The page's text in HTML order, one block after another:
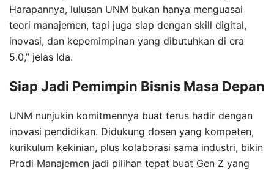
Harapannya, lulusan UNM bukan hanya menguasai
teori manajemen, tapi juga siap dengan skill digital,
inovasi, dan kepemimpinan yang dibutuhkan di era
5.0,” jelas Ida.
Siap Jadi Pemimpin Bisnis Masa Depan
UNM nunjukin komitmennya buat terus hadir dengan
inovasi pendidikan. Didukung dosen yang kompeten,
kurikulum kekinian, plus kolaborasi sama industri, bikin
Prodi Manajemen jadi pilihan tepat buat Gen Z yang